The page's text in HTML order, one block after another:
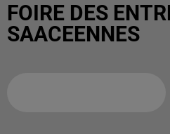
FOIRE DES
SAACEENNES